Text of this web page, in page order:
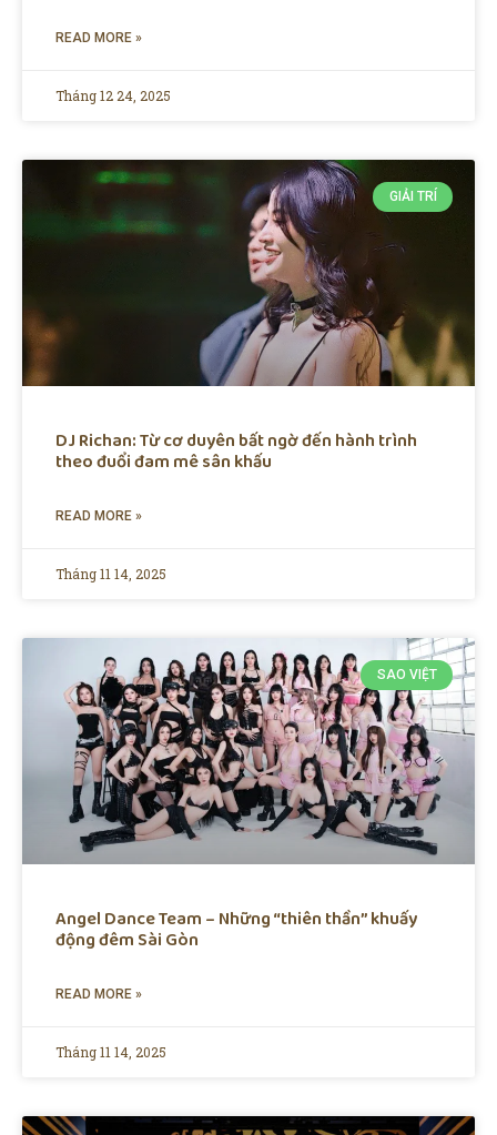
READ MORE »
Tháng 12 24, 2025
GIẢI TRÍ
DJ Richan: Từ cơ duyên bất ngờ đến hành trình
theo đuổi đam mê sân khấu
READ MORE »
Tháng 11 14, 2025
SAO VIỆT
Angel Dance Team – Những “thiên thần” khuấy
động đêm Sài Gòn
READ MORE »
Tháng 11 14, 2025